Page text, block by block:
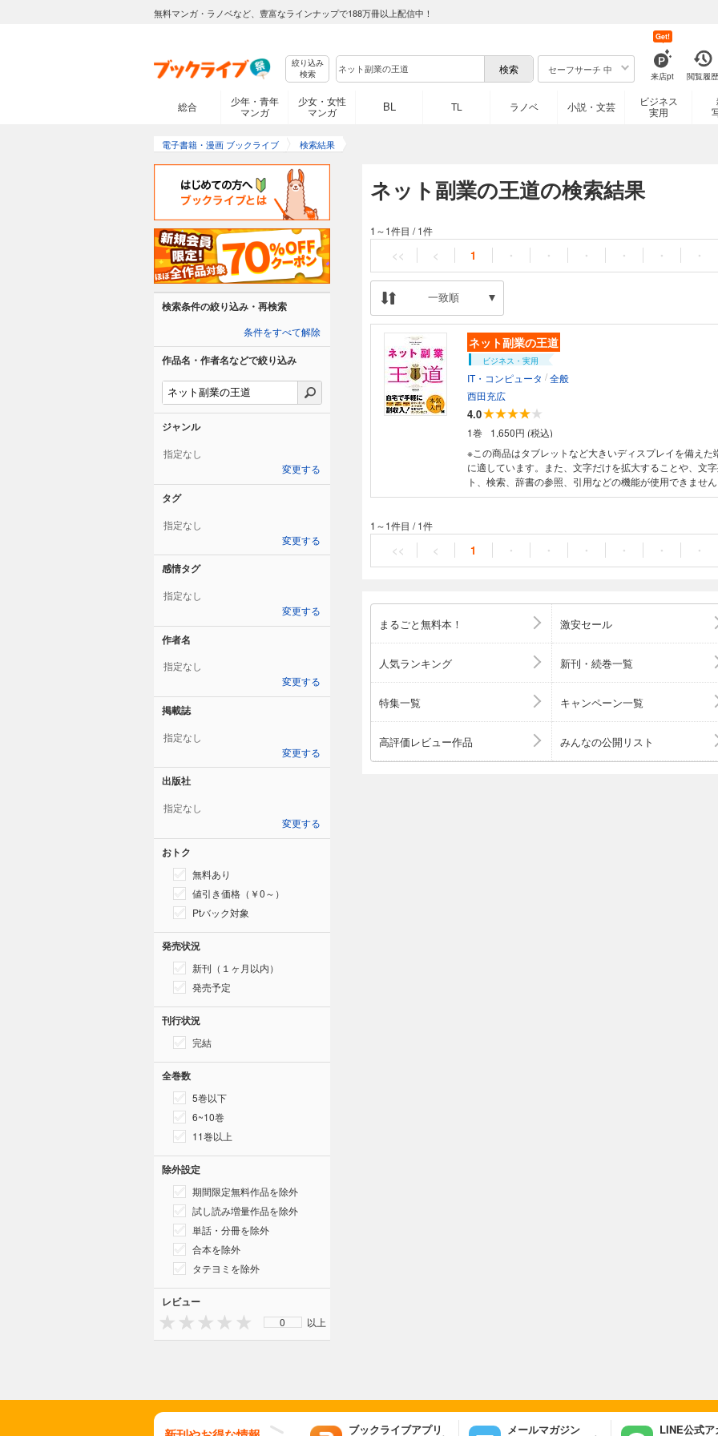
無料マンガ・ラノベなど、豊富なラインナップで188万冊以上配信中！
絞り込み
検索
セーフサーチ 中
来店pt
Get!
閲覧履歴
総合
少年・青年
マンガ
少女・女性
マンガ
BL TL ラノベ 小説・文芸
ビジネス
実用
電子書籍・漫画 ブックライブ 検索結果
ネット副業の王道の検索結果
1～1件目 /1件
<< < 1 ・ ・ ・ ・ ・ ・
一致順
ネット副業の王道
ビジネス・実用
IT・コンピュータ /全般
西田充広
4.0
1巻
1,650円 (税込)
※この商品はタブレットなど大きいディスプレイを備えた
に適しています。また、文字だけを拡大することや、文
ト、検索、辞書の参照、引用などの機能が使用できません。 【本電子
は固定レイアウトのため7インチ以上の端末での利用を推
レベルに合わせて、3つのコースを準備し、各コース別に
類と効率よく稼ぐ手法について解説しています。具体的
ではネット副業の種類やネット副業で成功する考え方と
営&改善編では、獲得金額で切り分け、それぞれの目標
のコツを紹介します。本書を読めば初心者の方でもネッ
と間違いなしです。 ※本電子書籍は同名出版物を底本と
記載内容は印刷出版当時のものです。 ※印刷出版再現の
ては不要な情報を含んでいる場合があります。 ※印刷出
記・表現の場合があります。予めご了承ください。
1～1件目 /1件
<< < 1 ・ ・ ・ ・ ・ ・
まるごと無料本！ 激安セール
人気ランキング 新刊・続巻一覧
特集一覧 キャンペーン一覧
高評価レビュー作品 みんなの公開リスト
検索条件の絞り込み・再検索
条件をすべて解除
作品名・作者名などで絞り込み
ジャンル
指定なし
変更する
タグ
指定なし
変更する
感情タグ
指定なし
変更する
作者名
指定なし
変更する
掲載誌
指定なし
変更する
出版社
指定なし
変更する
おトク
無料あり
値引き価格（￥0～）
Ptバック対象
発売状況
新刊（１ヶ月以内）
発売予定
刊行状況
完結
全巻数
5巻以下
6~10巻
11巻以上
除外設定
期間限定無料作品を除外
試し読み増量作品を除外
単話・分冊を除外
合本を除外
タテヨミを除外
レビュー
0 以上
ブックライブアプリ メールマガジン LINE公式ア